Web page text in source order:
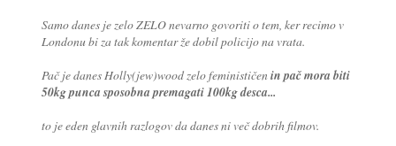
Samo danes je zelo ZELO nevarno govoriti o tem, ker recimo v
Londonu bi za tak komentar že dobil policijo na vrata.
Pač je danes Holly(jew)wood zelo feminističenin pač mora biti
50kg punca sposobna premagati 100kg desca...
to je eden glavnih razlogov da danes ni več dobrih filmov.